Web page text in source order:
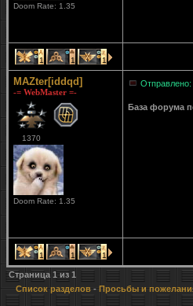
Doom Rate: 1.35
1 1 1
MAZter[iddqd]
-= WebMaster =-
1370
Doom Rate: 1.35
Отправлено:
База форума
1 1 1
Страница 1из 1
Список разделов - Просьбы и